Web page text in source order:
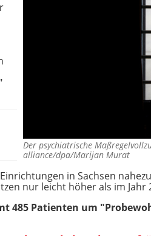
Der psychiatrische
alliance/dpa/Marijan Murat
in Sachsen
nur leicht höher als im Jahr
485 Patienten um